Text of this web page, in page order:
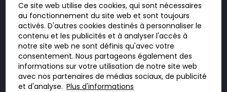
Doktorabc.com est une plateforme de mise en relation et n’est pas une
pharmacie en ligne. Nous ne vendons ni ne livrons de médicaments ou
autres produits. Les informations sur les produits, médicaments et prix
n’ont pas valeur d’offre. Vous êtes responsable du respect des lois en
vigueur dans votre pays. L’utilisation du site se fait à vos risques et sous
votre responsabilité. Vous visitez et utilisez ce site de votre propre
initiative.
Ce site web utilise des cookies, qui sont nécessaires
au fonctionnement du site web et sont toujours
activés. D'autres cookies destinés à personnaliser le
contenu et les publicités et à analyser l'accès à
notre site web ne sont définis qu'avec votre
consentement. Nous partageons également des
informations sur votre utilisation de notre site web
avec nos partenaires de médias sociaux, de publicité
et d'analyse. Plus d'informations